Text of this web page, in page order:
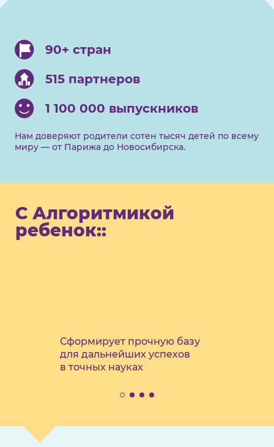
90+ стран
515 партнеров
1 100 000 выпускников
Нам доверяют родители сотен тысяч детей по всему
миру — от Парижа до Новосибирска.
С Алгоритмикой
ребенок::
Сформирует прочную базу
для дальнейших успехов
в точных науках